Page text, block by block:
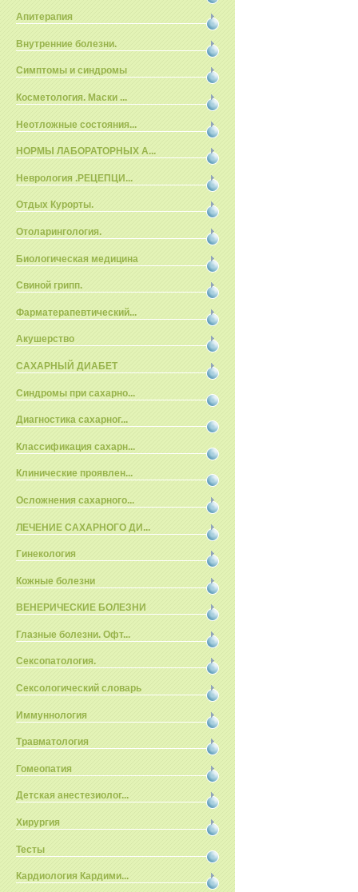
Апитерапия
Внутренние болезни.
Симптомы и синдромы
Косметология. Маски ...
Неотложные состояния...
НОРМЫ ЛАБОРАТОРНЫХ А...
Неврология .РЕЦЕПЦИ...
Отдых Курорты.
Отоларингология.
Биологическая медицина
Свиной грипп.
Фарматерапевтический...
Акушерство
САХАРНЫЙ ДИАБЕТ
Синдромы при сахарно...
Диагностика сахарног...
Классификация сахарн...
Клинические проявлен...
Осложнения сахарного...
ЛЕЧЕНИЕ САХАРНОГО ДИ...
Гинекология
Кожные болезни
ВЕНЕРИЧЕСКИЕ БОЛЕЗНИ
Глазные болезни. Офт...
Сексопатология.
Сексологический словарь
Иммуннология
Травматология
Гомеопатия
Детская анестезиолог...
Хирургия
Тесты
Кардиология Кардими...